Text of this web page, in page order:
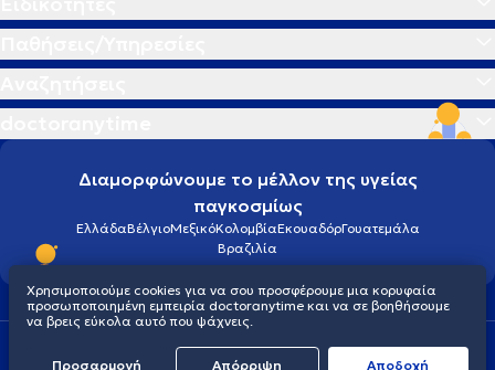
Διαμορφώνουμε το μέλλον της υγείας
παγκοσμίως
ΕλλάδαΒέλγιοΜεξικόΚολομβίαΕκουαδόρΓουατεμάλα
Βραζιλία
Πολιτική προστασίας προσωπικού απορρήτου
© 2026 doctoranytime
Χρησιμοποιούμε cookies για να σου προσφέρουμε μια κορυφαία
προσωποποιημένη εμπειρία doctoranytime και να σε βοηθήσουμε
να βρεις εύκολα αυτό που ψάχνεις.
Προσαρμογή Απόρριψη Aποδοχή